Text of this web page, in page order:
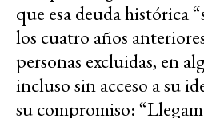
que esa deuda histórica
los cuatro años
personas excluidas, en
incluso sin acceso a su
su compromiso: